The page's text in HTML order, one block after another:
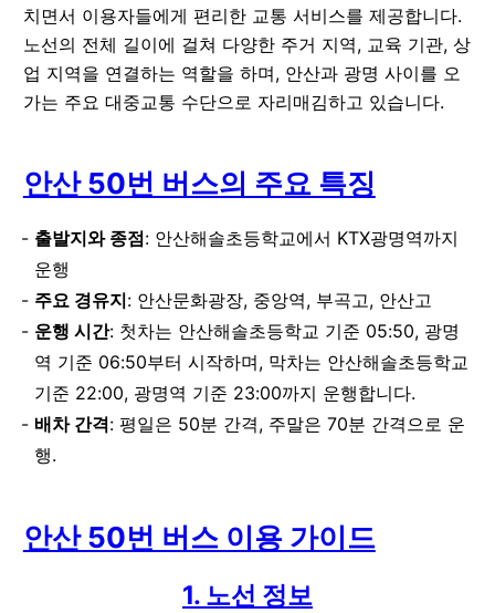
치면서 이용자들에게 편리한 교통 서비스를 제공합니다.
노선의 전체 길이에 걸쳐 다양한 주거 지역, 교육 기관, 상
업 지역을 연결하는 역할을 하며, 안산과 광명 사이를 오
가는 주요 대중교통 수단으로 자리매김하고 있습니다.
안산 50번 버스의 주요 특징
출발지와 종점: 안산해솔초등학교에서 KTX광명역까지
운행
주요 경유지: 안산문화광장, 중앙역, 부곡고, 안산고
운행 시간: 첫차는 안산해솔초등학교 기준 05:50, 광명
역 기준 06:50부터 시작하며, 막차는 안산해솔초등학교
기준 22:00, 광명역 기준 23:00까지 운행합니다.
배차 간격: 평일은 50분 간격, 주말은 70분 간격으로 운
행.
안산 50번 버스 이용 가이드
1. 노선 정보